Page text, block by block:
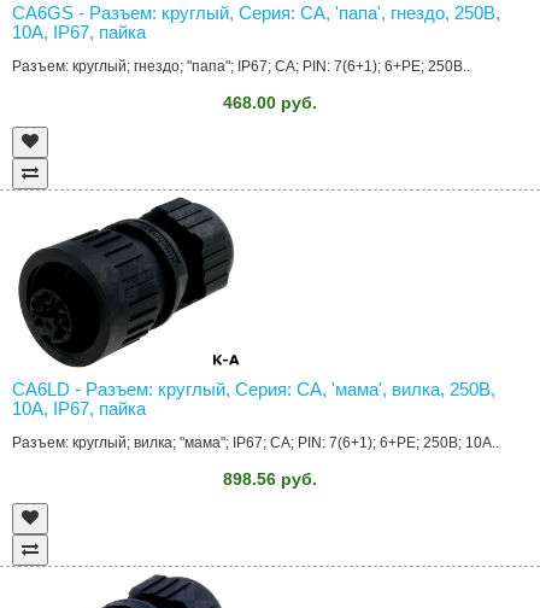
CA6GS - Разъем: круглый, Серия: CA, 'папа', гнездо, 250В,
10А, IP67, пайка
Разъем: круглый; гнездо; "папа"; IP67; CA; PIN: 7(6+1); 6+PE; 250В..
468.00 руб.
CA6LD - Разъем: круглый, Серия: CA, 'мама', вилка, 250В,
10А, IP67, пайка
Разъем: круглый; вилка; "мама"; IP67; CA; PIN: 7(6+1); 6+PE; 250В; 10А..
898.56 руб.